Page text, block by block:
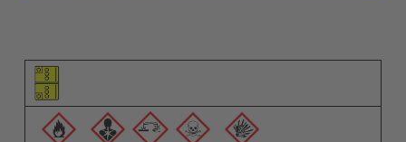
Pittogramma dell'elemento
Pittogrammi degli avvisi
Descrizione